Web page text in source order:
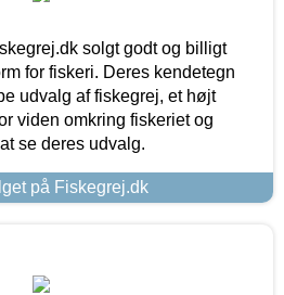
solgt godt og billigt
for fiskeri. Deres kendetegn
udvalg af fiskegrej, et højt
viden omkring fiskeriet og
se deres udvalg.
på Fiskegrej.dk